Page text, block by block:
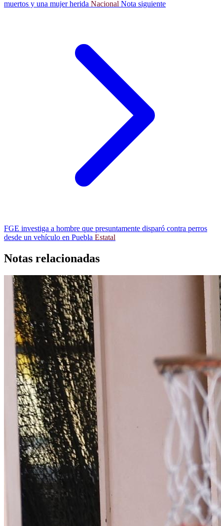
muertos y una mujer herida Nacional Nota siguiente
FGE investiga a hombre que presuntamente disparó contra perros
desde un vehículo en Puebla Estatal
Notas relacionadas